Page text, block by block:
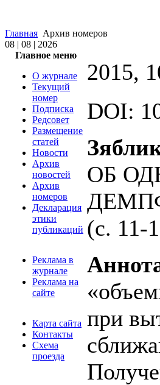
Главная Архив номеров
08 | 08 | 2026
Главное меню
О журнале
Текущий
номер
Подписка
Редсовет
Размещение
статей
Новости
Архив
новостей
Архив
номеров
Декларация
этики
публикаций
Реклама в
журнале
Реклама на
сайте
Карта сайта
Контакты
Схема
проезда
2015,
DOI:
ОБ
(с. 11-
при